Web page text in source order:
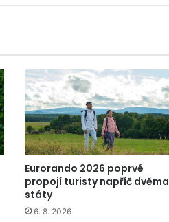
Eurorando 2026 poprvé
propojí turisty napříč dvěma
státy
6. 8. 2026